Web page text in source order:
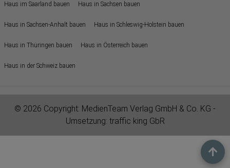
Haus im Saarland bauen Haus in Sachsen bauen
Haus in Sachsen-Anhalt bauen Haus in Schleswig-Holstein bauen
Haus in Thüringen bauen Haus in Österreich bauen
Haus in der Schweiz bauen
© 2026 Copyright: MedienTeam Verlag GmbH & Co. KG -
Umsetzung: traffic king GbR